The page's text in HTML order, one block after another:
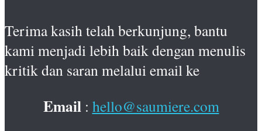
Terima kasih telah berkunjung, bantu
kami menjadi lebih baik dengan menulis
kritik dan saran melalui email ke
Email : hello@saumiere.com